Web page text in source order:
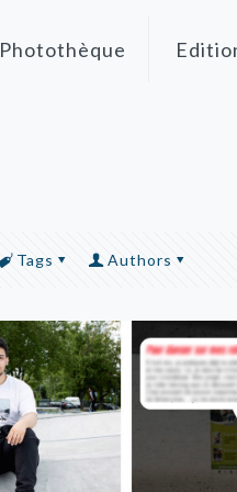
Photothèque
Tags Authors